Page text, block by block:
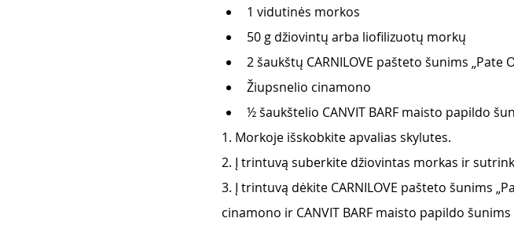
1 vidutinės morkos
50 g džiovintų arba liofilizuotų morkų
2 šaukštų CARNILOVE pašteto šunims „Pate
Žiupsnelio cinamono
½ šaukštelio CANVIT BARF maisto papildo
1. Morkoje išskobkite apvalias skylutes.
2. Į trintuvą suberkite džiovintas morkas ir
3. Į trintuvą dėkite CARNILOVE pašteto šunims
cinamono ir CANVIT BARF maisto papildo